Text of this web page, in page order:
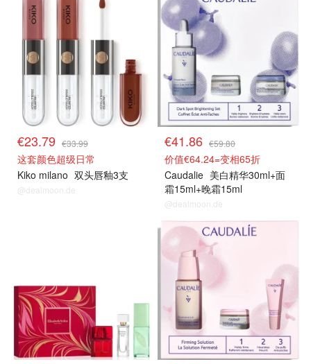
€23.79 €33.99
这套颜色超级日常
Kiko milano 双头唇釉3支
@dealmoon.de
€41.86 €59.80
价值€64.24=变相65折
Caudalie 美白精华30ml+面
霜15ml+晚霜15ml
@dealmoon.de